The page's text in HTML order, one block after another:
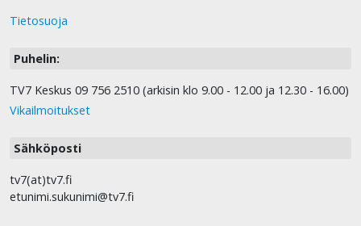
Tietosuoja
Puhelin:
TV7 Keskus 09 756 2510 (arkisin klo 9.00 - 12.00 ja 12.30 - 16.00)
Vikailmoitukset
Sähköposti
tv7(at)tv7.fi
etunimi.sukunimi@tv7.fi